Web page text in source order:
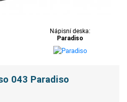
Nápisní deska:
Paradiso
043 Paradiso